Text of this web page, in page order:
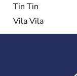
Tin Tin
Vila Vila